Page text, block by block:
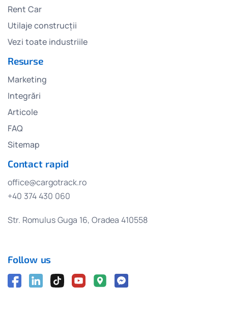
Rent Car
Utilaje construcții
Vezi toate industriile
Resurse
Marketing
Integrări
Articole
FAQ
Sitemap
Contact rapid
office@cargotrack.ro
+40 374 430 060
Str. Romulus Guga 16, Oradea 410558
Follow us